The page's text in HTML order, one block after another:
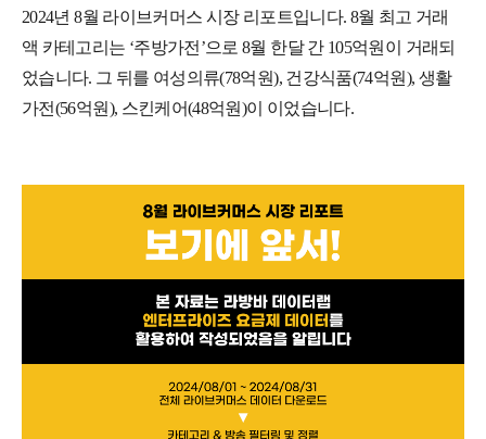
2024년 8월 라이브커머스 시장 리포트입니다. 8월 최고 거래
액 카테고리는 ‘주방가전’으로 8월 한달 간 105억원이 거래되
었습니다. 그 뒤를 여성의류(78억원), 건강식품(74억원), 생활
가전(56억원), 스킨케어(48억원)이 이었습니다.